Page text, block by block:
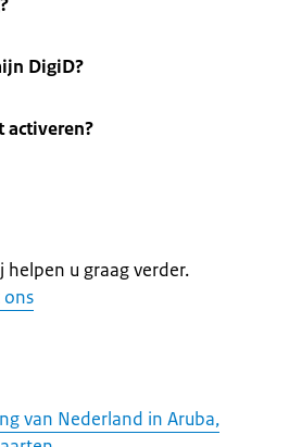
DigiD?
activeren?
u graag verder.
van Nederland in Aruba,